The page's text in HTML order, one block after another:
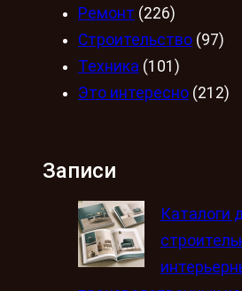
Ремонт (226)
Строительство (97)
Техника (101)
Это интересно (212)
Записи
Каталоги